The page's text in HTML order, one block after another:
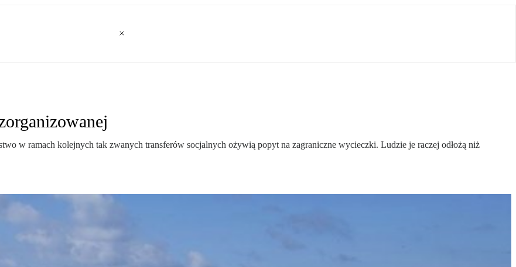
w ramach kolejnych tak zwanych transferów socjalnych ożywią popyt na zagraniczne wycieczki. Ludzie je raczej odłożą niż